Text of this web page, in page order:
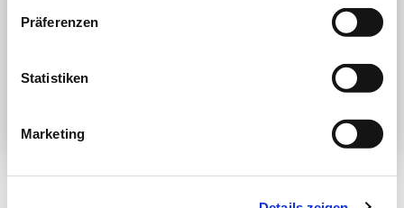
Präferenzen
Statistiken
Marketing
Dann nutzen Sie jetzt unser Probe-Abonnement mit